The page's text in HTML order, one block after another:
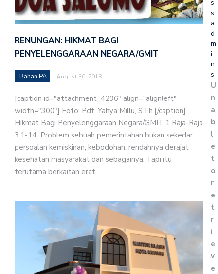
RENUNGAN: HIKMAT BAGI
PENYELENGGARAAN NEGARA/GMIT
Bahan PA August 30, 2018
[caption id="attachment_4296" align="alignleft"
width="300"] Foto: Pdt. Yahya Millu, S.Th.[/caption]
Hikmat Bagi Penyelenggaraan Negara/GMIT 1 Raja-Raja
3:1-14 Problem sebuah pemerintahan bukan sekedar
persoalan kemiskinan, kebodohan, rendahnya derajat
kesehatan masyarakat dan sebagainya. Tapi itu
terutama berkaitan erat…
s
s
a
d
m
i
n
s
U
n
a
b
l
e
t
o
r
e
t
r
i
e
v
e